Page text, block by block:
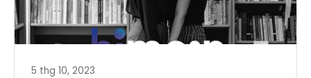
5 thg 10, 2023